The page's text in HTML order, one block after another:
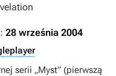
28 września 2004
serii „Myst” (pierwszą